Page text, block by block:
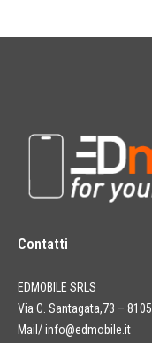
Contatti
EDMOBILE SRLS
Via C. Santagata,73 –
Mail/info@edmobile.it